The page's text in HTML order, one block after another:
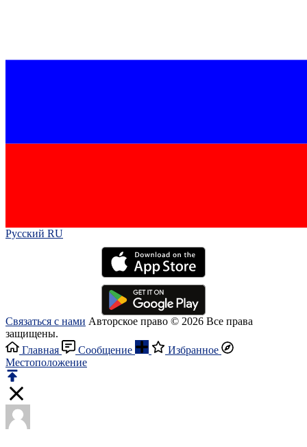
Русский RU‎
Связаться с нами Авторское право © 2026 Все права
защищены.
Главная
Сообщение
Избранное
Местоположение